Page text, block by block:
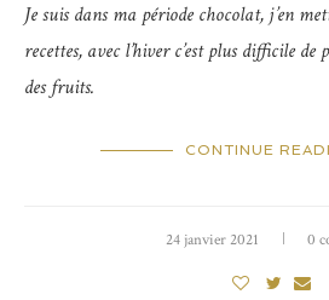
Je suis dans ma période chocolat, j’en
recettes, avec l’hiver c’est plus difficile de
des fruits.
CONTINUE
24 janvier 2021 0